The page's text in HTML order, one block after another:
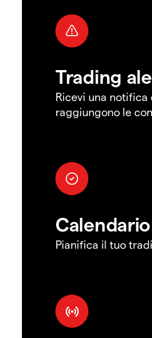
Trading
Ricevi una
raggiungono le
Pianifica il tuo